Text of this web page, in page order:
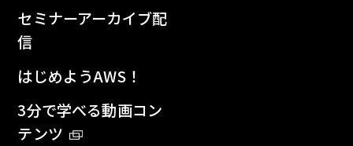
セミナーアーカイブ配
信
はじめようAWS！
3分で学べる動画コン
テンツ